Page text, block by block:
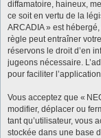
diffamatoire, haineux,
ce soit en vertu de la
ARCADIA » est
règle peut entraîner
réservons le droit d’en
jugeons nécessaire.
pour faciliter
Vous acceptez que «
modifier, déplacer ou
tant qu’utilisateur, vous
stockée dans une base